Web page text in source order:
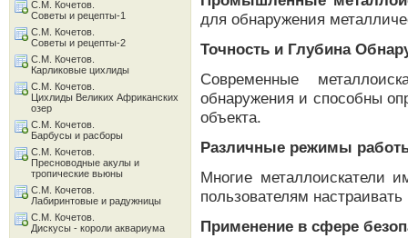
для обнаружения
Точность и Глубина
Современные
обнаружения и способны
объекта.
Различные режимы
Многие металлоискатели
пользователям
Применение в сфере
С.М. Кочетов.
Советы и рецепты-1
С.М. Кочетов.
Советы и рецепты-2
С.М. Кочетов.
Карликовые цихлиды
С.М. Кочетов.
Цихлиды Великих Африканских
озер
С.М. Кочетов.
Барбусы и расборы
С.М. Кочетов.
Пресноводные акулы и
тропические вьюны
С.М. Кочетов.
Лабиринтовые и радужницы
С.М. Кочетов.
Дискусы - короли аквариума